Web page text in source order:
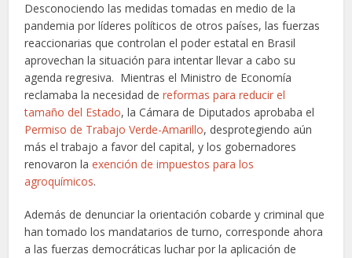
Desconociendo las medidas tomadas en medio de la
pandemia por líderes políticos de otros países, las fuerzas
reaccionarias que controlan el poder estatal en Brasil
aprovechan la situación para intentar llevar a cabo su
agenda regresiva. Mientras el Ministro de Economía
reclamaba la necesidad dereformas para reducir el
tamaño del Estado, la Cámara de Diputados aprobaba el
Permiso de Trabajo Verde-Amarillo, desprotegiendo aún
más el trabajo a favor del capital, y los gobernadores
renovaron laexención de impuestos para los
agroquímicos.
Además de denunciar la orientación cobarde y criminal que
han tomado los mandatarios de turno, corresponde ahora
a las fuerzas democráticas luchar por la aplicación de